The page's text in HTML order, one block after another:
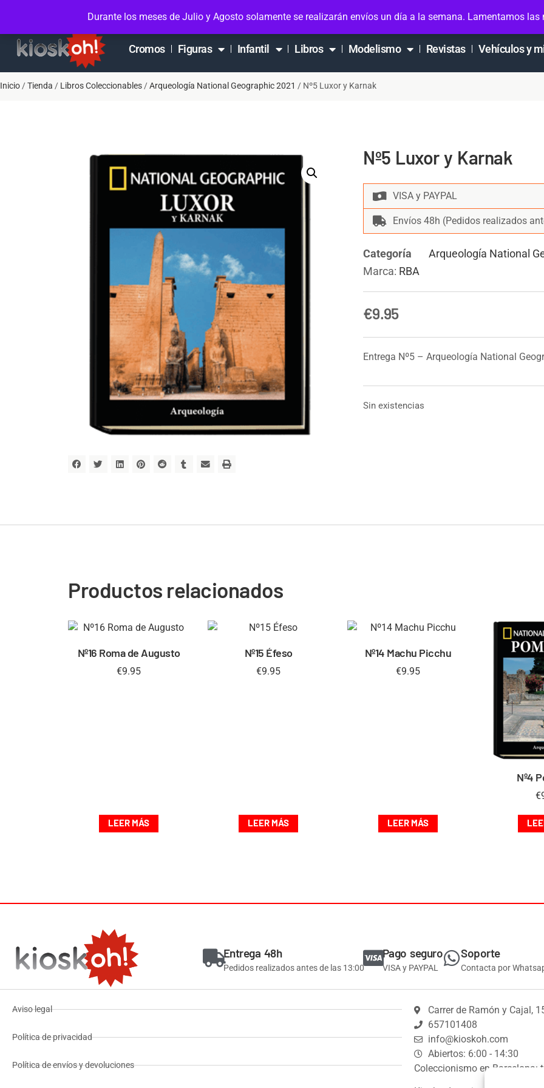
Durante los meses de Julio y Agosto solamente se realizarán envíos un día a la semana. Lamentamos las
Soporte en Whatsapp ContactoMi cuenta
Cromos Figuras Infantil Libros Modelismo Revistas Vehículos y
Inicio /Tienda / Libros Coleccionables /Arqueología National Geographic 2021 / Nº5 Luxor y Karnak
Nº5 Luxor y Karnak
VISA y PAYPAL
Envíos 48h (Pedidos realizados
Categoría
Arqueología National
Marca: RBA
€9.95
Entrega Nº5 – Arqueología National
Sin existencias
Productos relacionados
Nº16 Roma de Augusto
€9.95
LEER MÁS
Nº15 Éfeso
€9.95
LEER MÁS
Nº14 Machu Picchu
€9.95
LEER MÁS
Nº4
€
Entrega 48h
Pedidos realizados antes de las 13:00
Pago seguro
VISA y PAYPAL
Soporte
Contacta por
Aviso legal
Política de privacidad
Política de envíos y devoluciones
Carrer de Ramón y Cajal,
657101408
info@kioskoh.com
Abiertos: 6:00 - 14:30
Coleccionismo en Barcelona: